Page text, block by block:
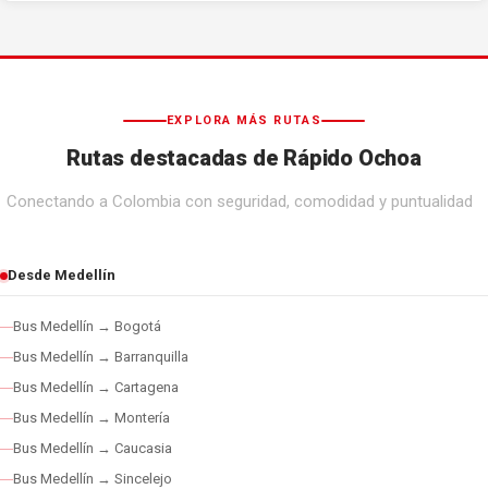
EXPLORA MÁS RUTAS
Rutas destacadas de Rápido Ochoa
Conectando a Colombia con seguridad, comodidad y puntualidad
Desde Medellín
Bus Medellín → Bogotá
Bus Medellín → Barranquilla
Bus Medellín → Cartagena
Bus Medellín → Montería
Bus Medellín → Caucasia
Bus Medellín → Sincelejo